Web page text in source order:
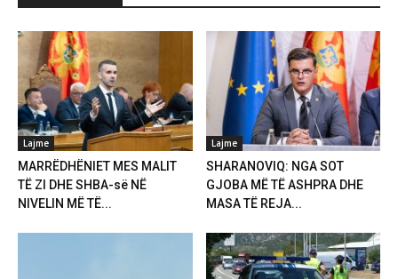
Lajme
MARRËDHËNIET MES MALIT
TË ZI DHE SHBA-së NË
NIVELIN MË TË...
Lajme
SHARANOVIQ: NGA SOT
GJOBA MË TË ASHPRA DHE
MASA TË REJA...